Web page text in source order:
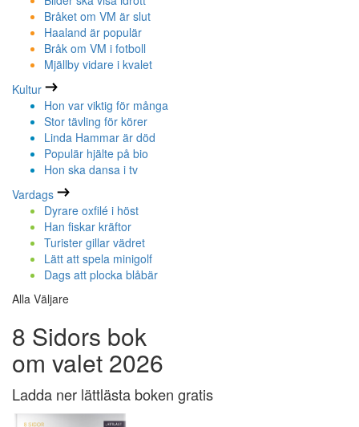
Bråket om VM är slut
Haaland är populär
Bråk om VM i fotboll
Mjällby vidare i kvalet
Kultur
Hon var viktig för många
Stor tävling för körer
Linda Hammar är död
Populär hjälte på bio
Hon ska dansa i tv
Vardags
Dyrare oxfilé i höst
Han fiskar kräftor
Turister gillar vädret
Lätt att spela minigolf
Dags att plocka blåbär
Alla Väljare
8 Sidors bok
om valet 2026
Ladda ner lättlästa boken gratis